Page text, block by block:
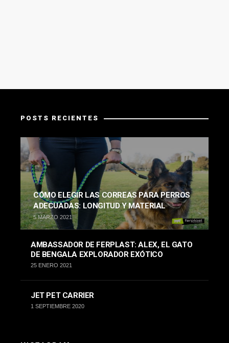
POSTS RECIENTES
CÓMO ELEGIR LAS CORREAS PARA PERROS
ADECUADAS: LONGITUD Y MATERIAL
5 MARZO 2021
AMBASSADOR DE FERPLAST: ALEX, EL GATO
DE BENGALA EXPLORADOR EXÓTICO
25 ENERO 2021
JET PET CARRIER
1 SEPTIEMBRE 2020